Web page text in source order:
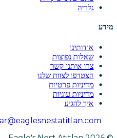
גלריה
מידע
אודותינו
שאלות נפוצות
צרו איתנו קשר
הצטרפו לצוות שלנו
מדיניות פרטיות
מדיניות עוגיות
איך להגיע